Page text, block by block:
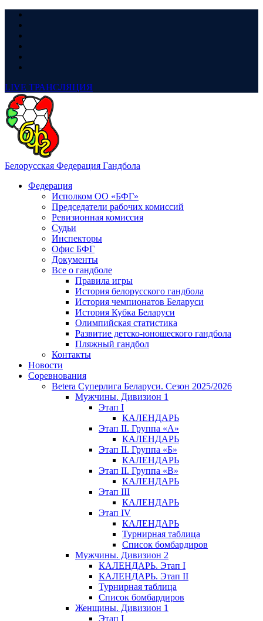
LIVE ТРАНСЛЯЦИЯ
Белорусская Федерация Гандбола
Федерация
Исполком ОО «БФГ»
Председатели рабочих комиссий
Ревизионная комиссия
Судьи
Инспекторы
Офис БФГ
Документы
Все о гандболе
Правила игры
История белорусского гандбола
История чемпионатов Беларуси
История Кубка Беларуси
Олимпийская статистика
Развитие детско-юношеского гандбола
Пляжный гандбол
Контакты
Новости
Соревнования
Betera Суперлига Беларуси. Сезон 2025/2026
Мужчины. Дивизион 1
Этап I
КАЛЕНДАРЬ
Этап II. Группа «А»
КАЛЕНДАРЬ
Этап II. Группа «Б»
КАЛЕНДАРЬ
Этап II. Группа «В»
КАЛЕНДАРЬ
Этап III
КАЛЕНДАРЬ
Этап IV
КАЛЕНДАРЬ
Турнирная таблица
Список бомбардиров
Мужчины. Дивизион 2
КАЛЕНДАРЬ. Этап I
КАЛЕНДАРЬ. Этап II
Турнирная таблица
Список бомбардиров
Женщины. Дивизион 1
Этап I